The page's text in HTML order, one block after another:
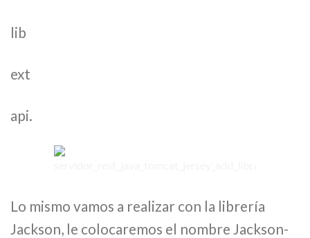
lib
ext
api.
Lo mismo vamos a realizar con la librería
Jackson, le colocaremos el nombre Jackson-